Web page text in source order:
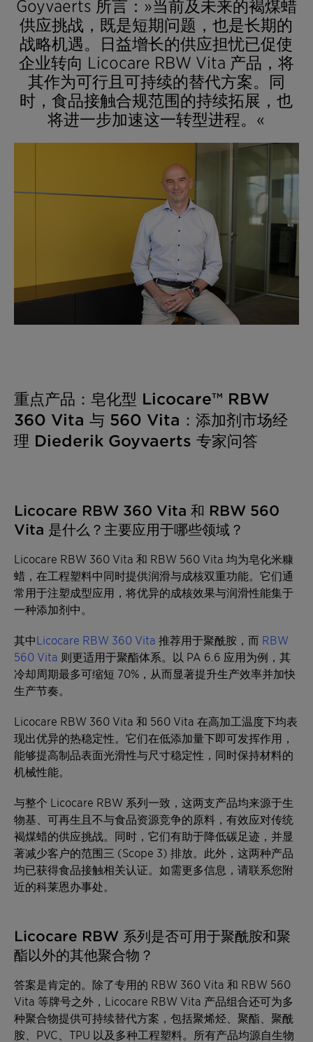
Goyvaerts 所言：»当前及未来的褐煤蜡
供应挑战，既是短期问题，也是长期的
战略机遇。日益增长的供应担忧已促使
企业转向 Licocare RBW Vita 产品，将
其作为可行且可持续的替代方案。同
时，食品接触合规范围的持续拓展，也
将进一步加速这一转型进程。«
重点产品：皂化型 Licocare™ RBW
360 Vita 与 560 Vita：添加剂市场经
理 Diederik Goyvaerts 专家问答
Licocare RBW 360 Vita 和 RBW 560
Vita 是什么？主要应用于哪些领域？
Licocare RBW 360 Vita 和 RBW 560 Vita 均为皂化米糠
蜡，在工程塑料中同时提供润滑与成核双重功能。它们通
常用于注塑成型应用，将优异的成核效果与润滑性能集于
一种添加剂中。
其中Licocare RBW 360 Vita 推荐用于聚酰胺，而 RBW
560 Vita 则更适用于聚酯体系。以 PA 6.6 应用为例，其
冷却周期最多可缩短 70%，从而显著提升生产效率并加快
生产节奏。
Licocare RBW 360 Vita 和 560 Vita 在高加工温度下均表
现出优异的热稳定性。它们在低添加量下即可发挥作用，
能够提高制品表面光滑性与尺寸稳定性，同时保持材料的
机械性能。
与整个 Licocare RBW 系列一致，这两支产品均来源于生
物基、可再生且不与食品资源竞争的原料，有效应对传统
褐煤蜡的供应挑战。同时，它们有助于降低碳足迹，并显
著减少客户的范围三 (Scope 3) 排放。此外，这两种产品
均已获得食品接触相关认证。如需更多信息，请联系您附
近的科莱恩办事处。
Licocare RBW 系列是否可用于聚酰胺和聚
酯以外的其他聚合物？
答案是肯定的。除了专用的 RBW 360 Vita 和 RBW 560
Vita 等牌号之外，Licocare RBW Vita 产品组合还可为多
种聚合物提供可持续替代方案，包括聚烯烃、聚酯、聚酰
胺、PVC、TPU 以及多种工程塑料。所有产品均源自生物